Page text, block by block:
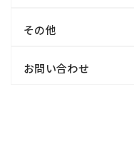
その他
お問い合わせ